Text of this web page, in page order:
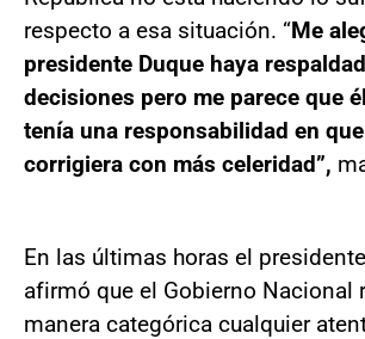
respecto a esa situación. “Me
presidente Duque haya
decisiones pero me parece que
tenía una responsabilidad en
corrigiera con más celeridad”,
En las últimas horas el
afirmó que el Gobierno Nacional
manera categórica cualquier